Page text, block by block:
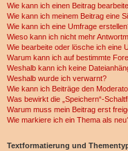
Wie kann ich einen Beitrag
Wie kann ich meinem Beitrag eine
Wie kann ich eine Umfrage
Wieso kann ich nicht mehr
Wie bearbeite oder lösche ich eine
Warum kann ich auf bestimmte
Weshalb kann ich keine
Weshalb wurde ich verwarnt?
Wie kann ich Beiträge den
Was bewirkt die „Speichern“-
Warum muss mein Beitrag erst
Wie markiere ich ein Thema als
Textformatierung und